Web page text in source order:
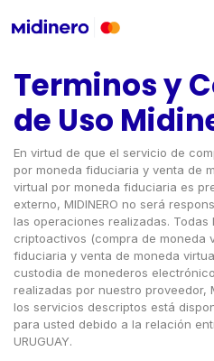
Terminos y
de Uso
En virtud de que el servicio de
por moneda fiduciaria y venta de
virtual por moneda fiduciaria es
externo, MIDINERO no será
las operaciones realizadas.
criptoactivos (compra de moneda
fiduciaria y venta de moneda
custodia de monederos
realizadas por nuestro proveedor,
los servicios descriptos está
para usted debido a la relación
URUGUAY.